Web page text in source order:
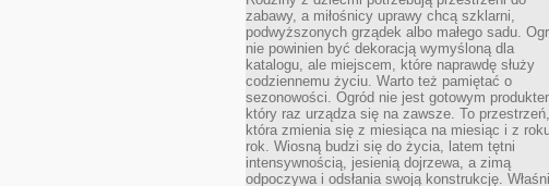
zabawy, a miłośnicy uprawy chcą szklarni,
podwyższonych grządek albo małego sadu.
nie powinien być dekoracją wymyśloną dla
katalogu, ale miejscem, które naprawdę służy
codziennemu życiu. Warto też pamiętać o
sezonowości. Ogród nie jest gotowym
który raz urządza się na zawsze. To przestrzeń,
która zmienia się z miesiąca na miesiąc i z
rok. Wiosną budzi się do życia, latem tętni
intensywnością, jesienią dojrzewa, a zimą
odpoczywa i odsłania swoją konstrukcję.